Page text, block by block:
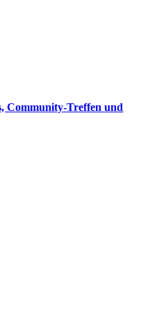
Community-Treffen und